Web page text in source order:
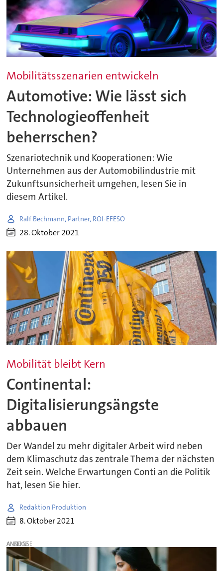
Mobilitätsszenarien entwickeln
Automotive: Wie lässt sich
Technologieoffenheit
beherrschen?
Szenariotechnik und Kooperationen: Wie
Unternehmen aus der Automobilindustrie mit
Zukunftsunsicherheit umgehen, lesen Sie in
diesem Artikel.
Ralf Bechmann, Partner, ROI-EFESO
28. Oktober 2021
Mobilität bleibt Kern
Continental:
Digitalisierungsängste
abbauen
Der Wandel zu mehr digitaler Arbeit wird neben
dem Klimaschutz das zentrale Thema der nächsten
Zeit sein. Welche Erwartungen Conti an die Politik
hat, lesen Sie hier.
Redaktion Produktion
8. Oktober 2021
ANZEIGE